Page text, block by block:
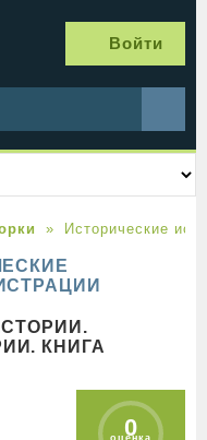
Войти
Исторические
КНИГА
0
оценка